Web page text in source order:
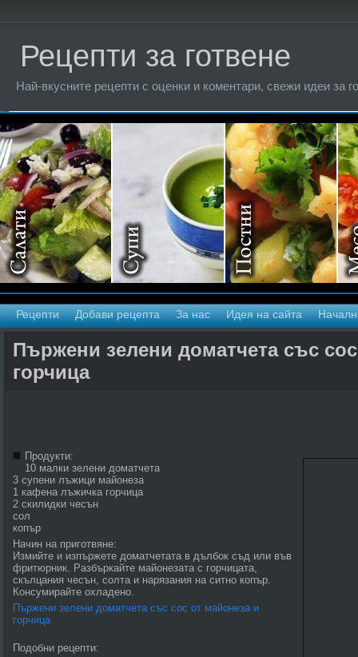
Рецепти за готвене
Най-вкусните рецепти с оценки и коментари, свежи идеи за
Рецепти Добави рецепта За нас Идея на сайта
Пържени зелени доматчета със
горчица
Продукти:
10 малки зелени доматчета
3 супени лъжици майонеза
1 кафена лъжичка горчица
2 скилидки чесън
сол
копър
Начин на приготвяне:
Измийте и изпържете доматчетата в дълбок съд или във
фритюрник. Разбъркайте майонезата с горчицата,
скълцания чесън, солта и нарязания на ситно копър.
Консумирайте охладено.
Пържени зелени доматчета със сос от майонеза и
горчица
Подобни рецепти: